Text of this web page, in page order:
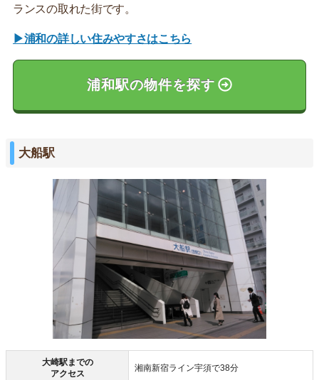
ランスの取れた街です。
▶浦和の詳しい住みやすさはこちら
浦和駅の物件を探す
大船駅
大崎駅までの
アクセス
湘南新宿ライン宇須で38分